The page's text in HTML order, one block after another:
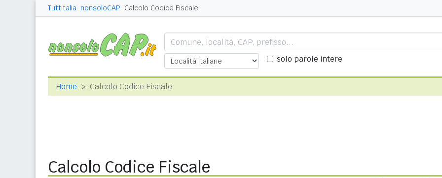
Tuttitalia nonsoloCAP Calcolo Codice Fiscale
solo parole intere
Home Calcolo Codice Fiscale
Calcolo Codice Fiscale